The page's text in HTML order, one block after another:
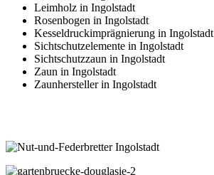
Leimholz in Ingolstadt
Rosenbogen in Ingolstadt
Kesseldruckimprägnierung in Ingolstadt
Sichtschutzelemente in Ingolstadt
Sichtschutzzaun in Ingolstadt
Zaun in Ingolstadt
Zaunhersteller in Ingolstadt